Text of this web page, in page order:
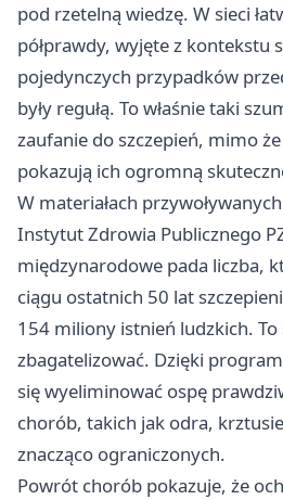
pod rzetelną wiedzę. W sieci
półprawdy, wyjęte z kontekstu
pojedynczych przypadków
były regułą. To właśnie taki
zaufanie do szczepień, mimo
pokazują ich ogromną
W materiałach
Instytut Zdrowia Publicznego
międzynarodowe pada liczba,
ciągu ostatnich 50 lat
154 miliony istnień ludzkich.
zbagatelizować. Dzięki
się wyeliminować ospę
chorób, takich jak odra,
znacząco ograniczonych.
Powrót chorób pokazuje, że